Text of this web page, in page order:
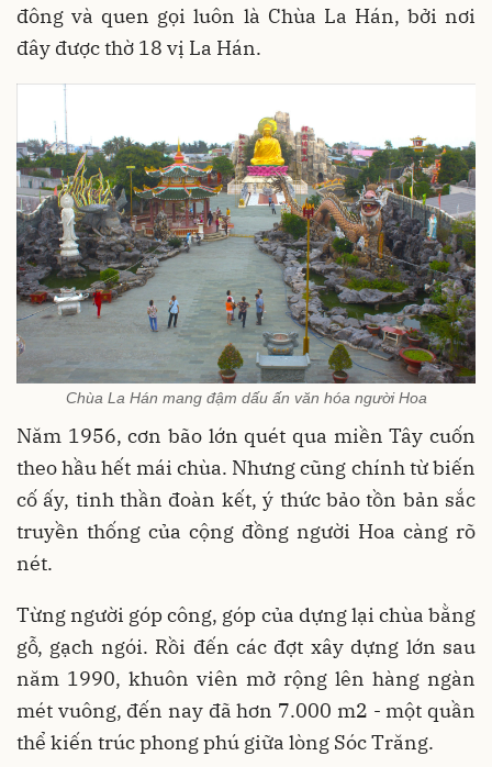
đông và quen gọi luôn là Chùa La Hán, bởi nơi
đây được thờ 18 vị La Hán.
Chùa La Hán mang đậm dấu ấn văn hóa người Hoa
Năm 1956, cơn bão lớn quét qua miền Tây cuốn
theo hầu hết mái chùa. Nhưng cũng chính từ biến
cố ấy, tinh thần đoàn kết, ý thức bảo tồn bản sắc
truyền thống của cộng đồng người Hoa càng rõ
nét.
Từng người góp công, góp của dựng lại chùa bằng
gỗ, gạch ngói. Rồi đến các đợt xây dựng lớn sau
năm 1990, khuôn viên mở rộng lên hàng ngàn
mét vuông, đến nay đã hơn 7.000 m2 - một quần
thể kiến trúc phong phú giữa lòng Sóc Trăng.